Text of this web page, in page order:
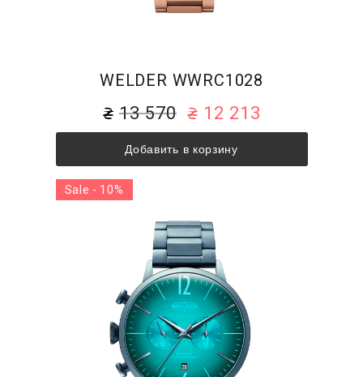
WELDER WWRC1028
13 570 12 213
Добавить в корзину
Sale - 10%